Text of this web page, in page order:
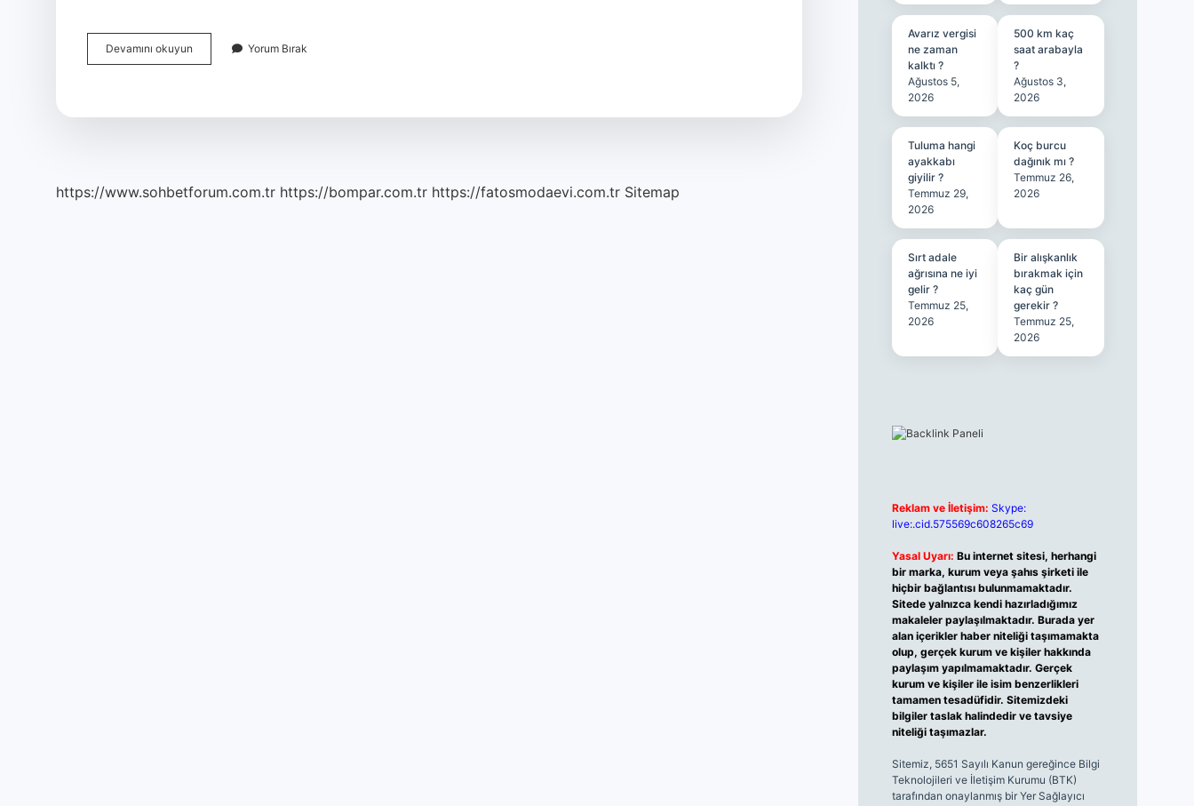
Devamını okuyun
Ne
Yorum Bırak
https://www.sohbetforum.com.tr https://bompar.com.tr https://fatosmodaevi.com.tr Sitemap
Avarız vergisi
ne zaman
kalktı ?
Ağustos 5,
2026
500 km kaç
saat arabayla
?
Ağustos 3,
2026
Tuluma hangi
ayakkabı
giyilir ?
Temmuz 29,
2026
Koç burcu
dağınık mı ?
Temmuz 26,
2026
Sırt adale
ağrısına ne iyi
gelir ?
Temmuz 25,
2026
Bir alışkanlık
bırakmak için
kaç gün
gerekir ?
Temmuz 25,
2026
Reklam ve İletişim: Skype:
live:.cid.575569c608265c69
Yasal Uyarı: Bu internet sitesi, herhangi
bir marka, kurum veya şahıs şirketi ile
hiçbir bağlantısı bulunmamaktadır.
Sitede yalnızca kendi hazırladığımız
makaleler paylaşılmaktadır. Burada yer
alan içerikler haber niteliği taşımamakta
olup, gerçek kurum ve kişiler hakkında
paylaşım yapılmamaktadır. Gerçek
kurum ve kişiler ile isim benzerlikleri
tamamen tesadüfidir. Sitemizdeki
bilgiler taslak halindedir ve tavsiye
niteliği taşımazlar.
Sitemiz, 5651 Sayılı Kanun gereğince Bilgi
Teknolojileri ve İletişim Kurumu (BTK)
tarafından onaylanmış bir Yer Sağlayıcı